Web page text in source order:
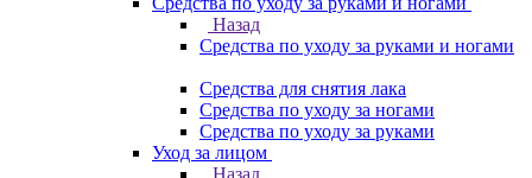
Назад
Средства по уходу за руками и ногами
Средства для снятия лака
Средства по уходу за ногами
Средства по уходу за руками
Уход за лицом
Назад